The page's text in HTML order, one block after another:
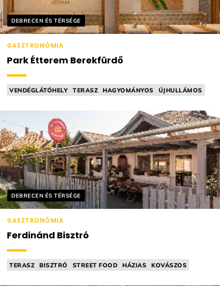
Helyszín címkék:
DEBRECEN ÉS TÉRSÉGE
GASZTRONÓMIA
Park Étterem Berekfürdő
VENDÉGLÁTÓHELY TERASZ HAGYOMÁNYOS
ÚJHULLÁMOS
Helyszín címkék:
DEBRECEN ÉS TÉRSÉGE
GASZTRONÓMIA
Ferdinánd Bisztró
TERASZ BISZTRÓ STREET FOOD HÁZIAS KOVÁSZOS